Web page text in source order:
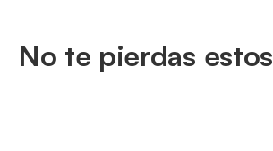
No te pierdas estos